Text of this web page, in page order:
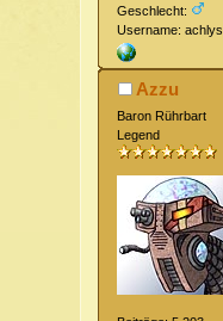
Geschlecht:
Username: achlys
Azzu
Baron Rührbart
Legend